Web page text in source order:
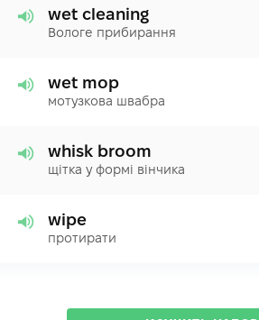
wet cleaning
Вологе прибирання
wet mop
мотузкова швабра
whisk broom
щітка у формі вінчика
wipe
протирати